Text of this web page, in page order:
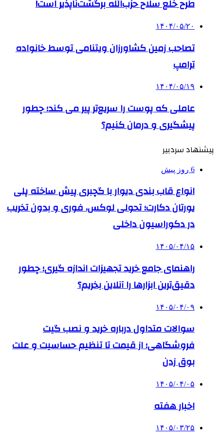
طرح خلع سلاح حزب‌الله برگشت‌ناپذیر است!
۱۴۰۴/۰۵/۲۰
تصاحب زمین کشاورزان ویتنامی توسط خانواده
ترامپ
۱۴۰۴/۰۵/۱۹
عاملی که پوست را سریع‌تر پیر می کند؛ چطور
پیشگیری و درمان کنیم؟
پیشنهاد سردبیر
6 روز پیش
انواع قاب بندی دیوار با گچبری پیش ساخته پلی
یورتان دکارت؛ تحولی لوکس، فوری و بدون تخریب
در دکوراسیون داخلی
۱۴۰۵/۰۴/۱۵
راهنمای جامع خرید تجهیزات اندازه گیری؛ چطور
دقیق‌ترین ابزارها را آنلاین بخریم؟
۱۴۰۵/۰۴/۰۹
سوالات متداول درباره خرید و نصب گیت
فروشگاهی؛ از قیمت تا تنظیم حساسیت و علت
بوق زدن
۱۴۰۵/۰۴/۰۵
اخبار هفته
۱۴۰۵/۰۳/۲۵